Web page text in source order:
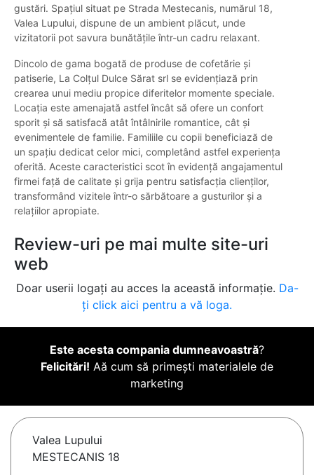
gustări. Spațiul situat pe Strada Mestecanis, numărul 18,
Valea Lupului, dispune de un ambient plăcut, unde
vizitatorii pot savura bunătățile într-un cadru relaxant.
Dincolo de gama bogată de produse de cofetărie și
patiserie, La Colțul Dulce Sărat srl se evidențiază prin
crearea unui mediu propice diferitelor momente speciale.
Locația este amenajată astfel încât să ofere un confort
sporit și să satisfacă atât întâlnirile romantice, cât și
evenimentele de familie. Familiile cu copii beneficiază de
un spațiu dedicat celor mici, completând astfel experiența
oferită. Aceste caracteristici scot în evidență angajamentul
firmei față de calitate și grija pentru satisfacția clienților,
transformând vizitele într-o sărbătoare a gusturilor și a
relațiilor apropiate.
Review-uri pe mai multe site-uri
web
Doar userii logați au acces la această informație. Da-
ți click aici pentru a vă loga.
Este acesta compania dumneavoastră?
Felicitări! Aă cum să primești materialele de
marketing
Valea Lupului
MESTECANIS 18